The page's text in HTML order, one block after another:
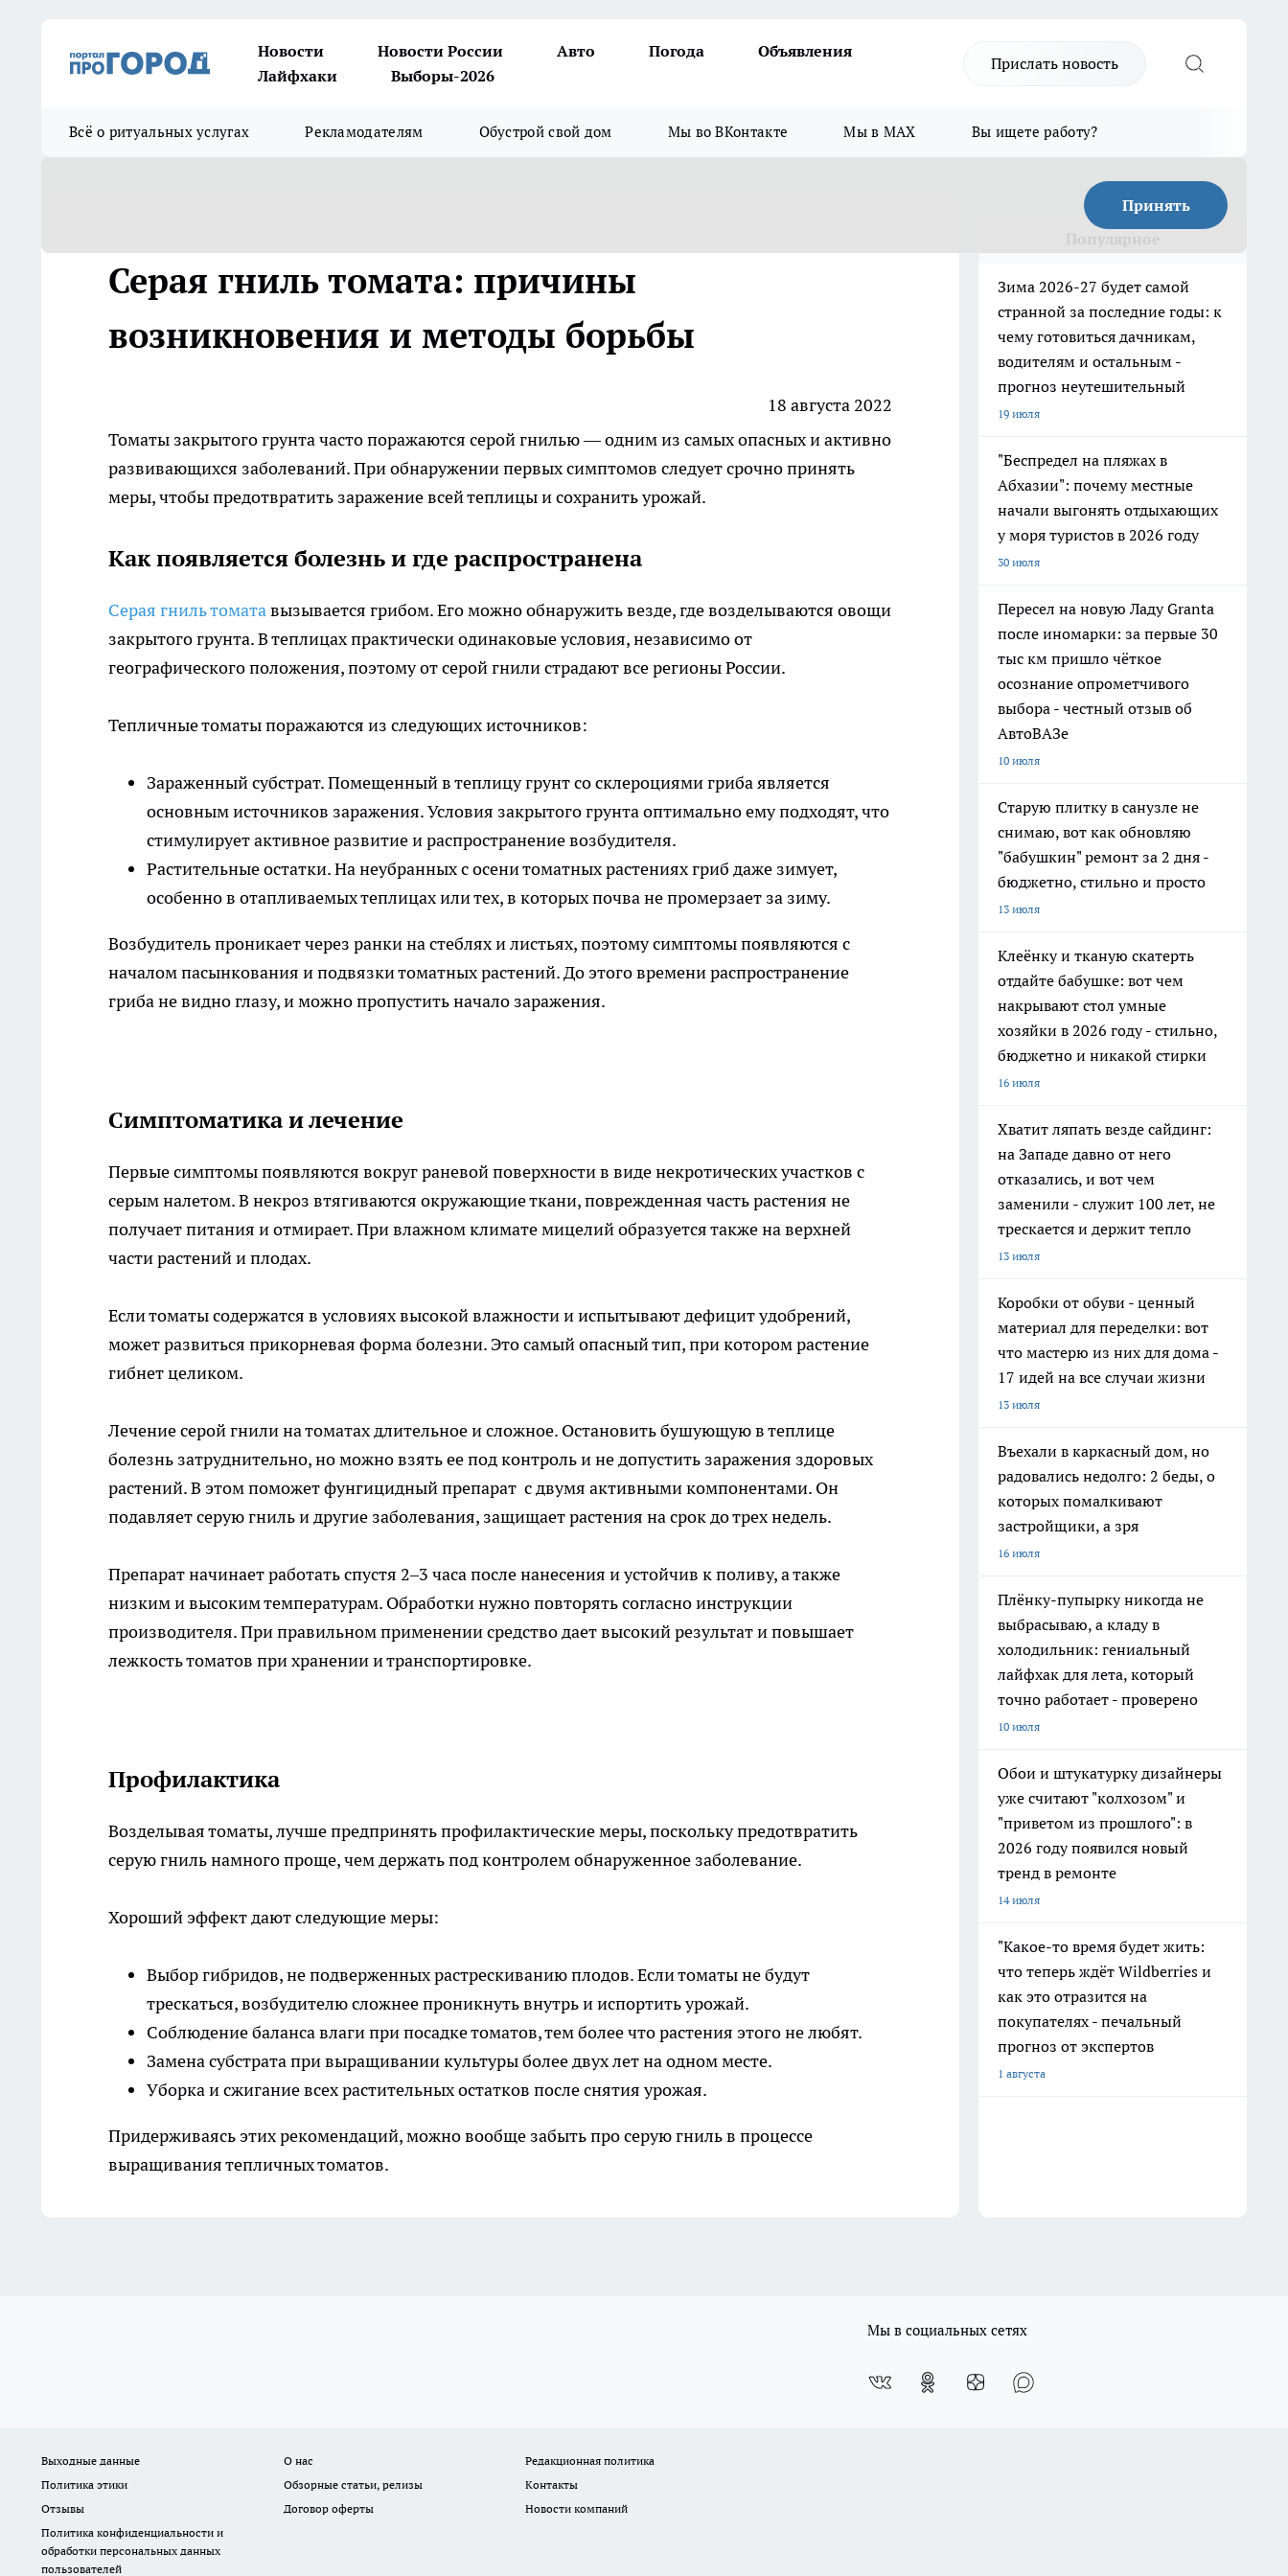
Новости Новости России Авто Погода
Объявления
Лайфхаки
Выборы-2026
Прислать новость
Всё о ритуальных услугах Рекламодателям Обустрой свой дом Мы во ВКонтакте Мы в MAX Вы ищете работу?
Принять
Серая гниль томата: причины
возникновения и методы борьбы
18 августа 2022
Томаты закрытого грунта часто поражаются серой гнилью — одним из самых опасных и активно
развивающихся заболеваний. При обнаружении первых симптомов следует срочно принять
меры, чтобы предотвратить заражение всей теплицы и сохранить урожай.
Как появляется болезнь и где распространена
Серая гниль томатавызывается грибом. Его можно обнаружить везде, где возделываются овощи
закрытого грунта. В теплицах практически одинаковые условия, независимо от
географического положения, поэтому от серой гнили страдают все регионы России.
Тепличные томаты поражаются из следующих источников:
Зараженный субстрат. Помещенный в теплицу грунт со склероциями гриба является
основным источников заражения. Условия закрытого грунта оптимально ему подходят, что
стимулирует активное развитие и распространение возбудителя.
Растительные остатки. На неубранных с осени томатных растениях гриб даже зимует,
особенно в отапливаемых теплицах или тех, в которых почва не промерзает за зиму.
Возбудитель проникает через ранки на стеблях и листьях, поэтому симптомы появляются с
началом пасынкования и подвязки томатных растений. До этого времени распространение
гриба не видно глазу, и можно пропустить начало заражения.
Симптоматика и лечение
Первые симптомы появляются вокруг раневой поверхности в виде некротических участков с
серым налетом. В некроз втягиваются окружающие ткани, поврежденная часть растения не
получает питания и отмирает. При влажном климате мицелий образуется также на верхней
части растений и плодах.
Если томаты содержатся в условиях высокой влажности и испытывают дефицит удобрений,
может развиться прикорневая форма болезни. Это самый опасный тип, при котором растение
гибнет целиком.
Лечение серой гнили на томатах длительное и сложное. Остановить бушующую в теплице
болезнь затруднительно, но можно взять ее под контроль и не допустить заражения здоровых
растений. В этом поможет фунгицидныйпрепарат с двумя активными компонентами. Он
подавляет серую гниль и другие заболевания, защищает растения на срок до трех недель.
Препарат начинает работать спустя 2–3 часа после нанесения и устойчив к поливу, а также
низким и высоким температурам. Обработки нужно повторять согласно инструкции
производителя. При правильном применении средство дает высокий результат и повышает
лежкость томатов при хранении и транспортировке.
Профилактика
Возделывая томаты, лучше предпринять профилактические меры, поскольку предотвратить
серую гниль намного проще, чем держать под контролем обнаруженное заболевание.
Хороший эффект дают следующие меры:
Выбор гибридов, не подверженных растрескиванию плодов. Если томаты не будут
трескаться, возбудителю сложнее проникнуть внутрь и испортить урожай.
Соблюдение баланса влаги при посадке томатов, тем более что растения этого не любят.
Замена субстрата при выращивании культуры более двух лет на одном месте.
Уборка и сжигание всех растительных остатков после снятия урожая.
Придерживаясь этих рекомендаций, можно вообще забыть про серую гниль в процессе
выращивания тепличных томатов.
Зима 2026-27 будет самой
странной за последние годы: к
чему готовиться дачникам,
водителям и остальным -
прогноз неутешительный
19 июля
"Беспредел на пляжах в
Абхазии": почему местные
начали выгонять отдыхающих
у моря туристов в 2026 году
30 июля
Пересел на новую Ладу Granta
после иномарки: за первые 30
тыс км пришло чёткое
осознание опрометчивого
выбора - честный отзыв об
АвтоВАЗе
10 июля
Старую плитку в санузле не
снимаю, вот как обновляю
"бабушкин" ремонт за 2 дня -
бюджетно, стильно и просто
13 июля
Клеёнку и тканую скатерть
отдайте бабушке: вот чем
накрывают стол умные
хозяйки в 2026 году - стильно,
бюджетно и никакой стирки
16 июля
Хватит ляпать везде сайдинг:
на Западе давно от него
отказались, и вот чем
заменили - служит 100 лет, не
трескается и держит тепло
13 июля
Коробки от обуви - ценный
материал для переделки: вот
что мастерю из них для дома -
17 идей на все случаи жизни
13 июля
Въехали в каркасный дом, но
радовались недолго: 2 беды, о
которых помалкивают
застройщики, а зря
16 июля
Плёнку-пупырку никогда не
выбрасываю, а кладу в
холодильник: гениальный
лайфхак для лета, который
точно работает - проверено
10 июля
Обои и штукатурку дизайнеры
уже считают "колхозом" и
"приветом из прошлого": в
2026 году появился новый
тренд в ремонте
14 июля
"Какое-то время будет жить:
что теперь ждёт Wildberries и
как это отразится на
покупателях - печальный
прогноз от экспертов
1 августа
Мы в социальных сетях
Выходные данные О нас
Редакционная политика
Политика этики
Обзорные статьи, релизы
Контакты
Отзывы
Договор оферты
Новости компаний
Политика конфиденциальности и
обработки персональных данных
пользователей